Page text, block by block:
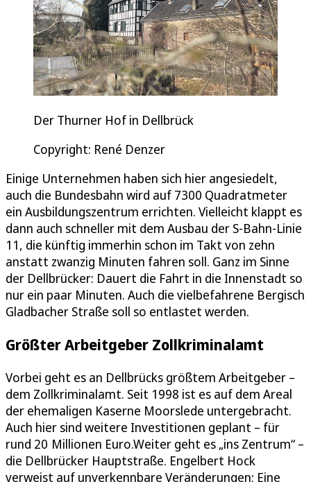
Der Thurner Hof in Dellbrück
Copyright: René Denzer
Einige Unternehmen haben sich hier angesiedelt,
auch die Bundesbahn wird auf 7300 Quadratmeter
ein Ausbildungszentrum errichten. Vielleicht klappt es
dann auch schneller mit dem Ausbau der S-Bahn-Linie
11, die künftig immerhin schon im Takt von zehn
anstatt zwanzig Minuten fahren soll. Ganz im Sinne
der Dellbrücker: Dauert die Fahrt in die Innenstadt so
nur ein paar Minuten. Auch die vielbefahrene Bergisch
Gladbacher Straße soll so entlastet werden.
Größter Arbeitgeber Zollkriminalamt
Vorbei geht es an Dellbrücks größtem Arbeitgeber –
dem Zollkriminalamt. Seit 1998 ist es auf dem Areal
der ehemaligen Kaserne Moorslede untergebracht.
Auch hier sind weitere Investitionen geplant – für
rund 20 Millionen Euro.Weiter geht es „ins Zentrum“ –
die Dellbrücker Hauptstraße. Engelbert Hock
verweist auf unverkennbare Veränderungen: Eine